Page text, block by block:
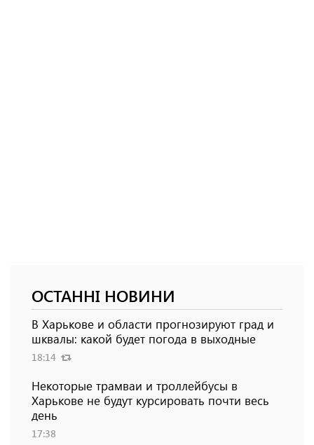
ОСТАННІ НОВИНИ
В Харькове и области прогнозируют град и
шквалы: какой будет погода в выходные
18:14
Некоторые трамваи и троллейбусы в
Харькове не будут курсировать почти весь
день
17:38